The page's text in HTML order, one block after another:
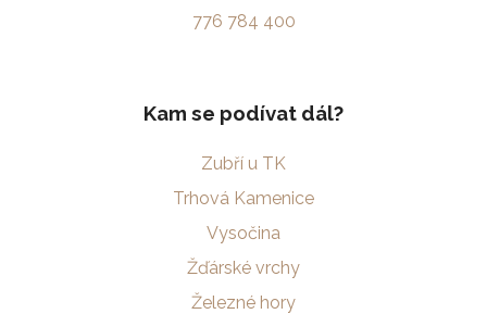
776 784 400
Kam se podívat dál?
Zubří u TK
Trhová Kamenice
Vysočina
Žďárské vrchy
Železné hory